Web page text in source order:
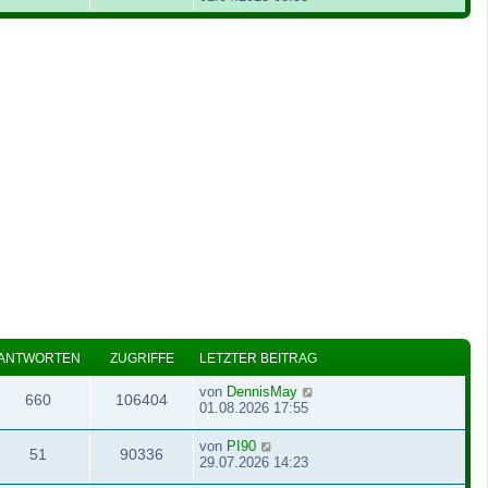
ZUGRIFFE LETZTER BEITRAG
660 106404 von DennisMay
01.08.2026 17:55
51 90336 von PI90
29.07.2026 14:23